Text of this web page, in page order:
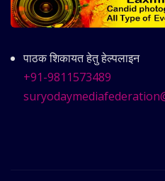
पाठक शिकायत हेतु हेल्पलाइन
+91-9811573489